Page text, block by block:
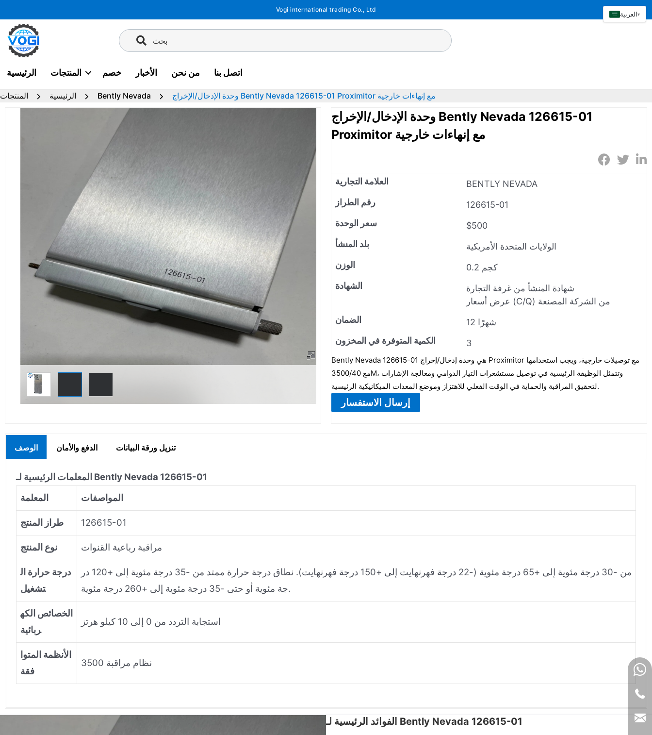
إلى
المحتوى
Vogi international trading Co., Ltd
بحث
الرئيسية المنتجات خصم الأخبار من نحن اتصل بنا
الرئيسية المنتجات Bently Nevada وحدة الإدخال/الإخراج Bently Nevada 126615-01 Proximitor مع إنهاءات خارجية
وحدة الإدخال/الإخراج Bently Nevada 126615-01
Proximitor مع إنهاءات خارجية
العلامة التجارية
BENTLY NEVADA
رقم الطراز
126615-01
سعر الوحدة
$500
بلد المنشأ
الولايات المتحدة الأمريكية
الوزن
0.2 كجم
الشهادة
شهادة المنشأ من غرفة التجارة
عرض أسعار (C/Q) من الشركة المصنعة
الضمان
12 شهرًا
الكمية المتوفرة في المخزون
3
Bently Nevada 126615-01 هي وحدة إدخال/إخراج Proximitor مع توصيلات خارجية، ويجب استخدامها
مع 3500/40M، وتتمثل الوظيفة الرئيسية في توصيل مستشعرات التيار الدوامي ومعالجة الإشارات
لتحقيق المراقبة والحماية في الوقت الفعلي للاهتزاز وموضع المعدات الميكانيكية الرئيسية.
إرسال الاستفسار
الوصف الدفع والأمان تنزيل ورقة البيانات
المعلمات الرئيسية لـ Bently Nevada 126615-01
المعلمة
المواصفات
طراز المنتج 126615-01
نوع المنتج مراقبة رباعية القنوات
درجة حرارة ال
تشغيل
من -30 درجة مئوية إلى +65 درجة مئوية (-22 درجة فهرنهايت إلى +150 درجة فهرنهايت). نطاق درجة حرارة ممتد من -35 درجة مئوية إلى +120 در
جة مئوية أو حتى -35 درجة مئوية إلى +260 درجة مئوية.
الخصائص الكه
ربائية
استجابة التردد من 0 إلى 10 كيلو هرتز
الأنظمة المتوا
فقة
نظام مراقبة 3500
الفوائد الرئيسية لـ Bently Nevada 126615-01
العربية▾